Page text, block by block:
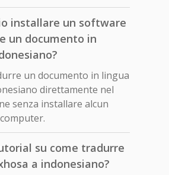
installare un software
un documento in
un documento in lingua
direttamente nel
senza installare alcun
su come tradurre
a indonesiano?